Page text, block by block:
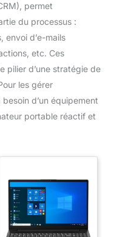
permet
du processus :
envoi d’e-mails
etc. Ces
pilier d’une stratégie de
les gérer
d’un équipement
portable réactif et